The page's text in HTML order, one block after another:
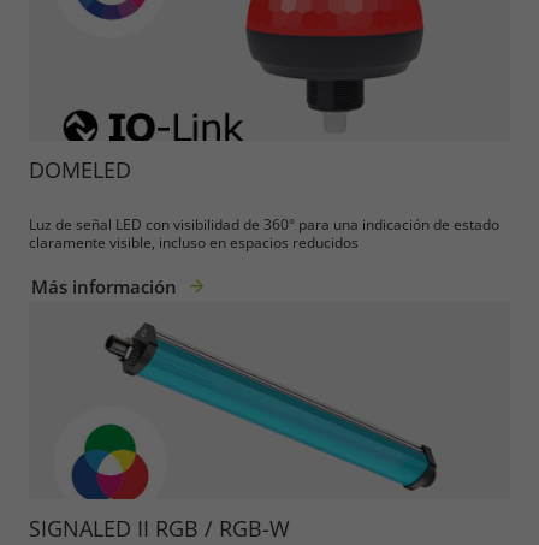
DOMELED
Luz de señal LED con visibilidad de 360° para una indicación de estado
claramente visible, incluso en espacios reducidos
Más información
SIGNALED II RGB / RGB-W